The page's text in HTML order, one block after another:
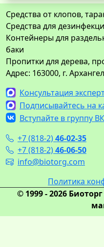
Средства от клопов,
Средства для
Контейнеры для
баки
Пропитки для дерева,
Адрес: 163000, г.
Консультация
Подписывайтесь на
Вступайте в группу
+7 (818-2)46-02-35
+7 (818-2)46-06-50
info@biotorg.com
Политика
© 1999 - 2026